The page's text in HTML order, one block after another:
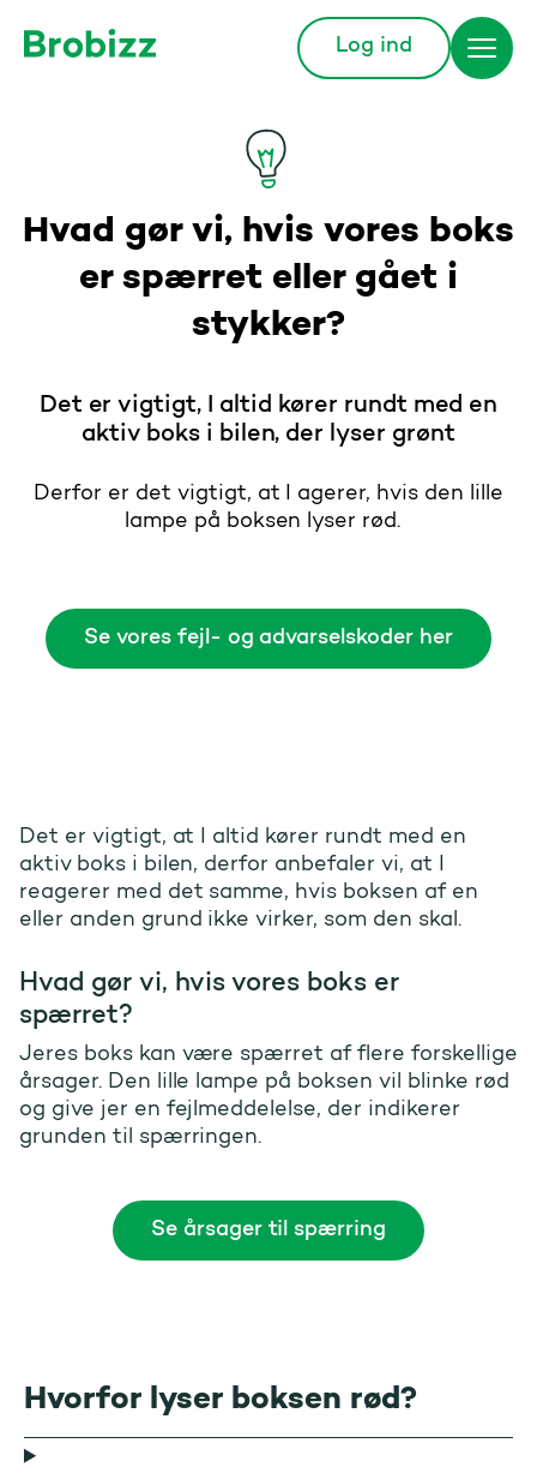
Log ind
Hvad gør vi, hvis vores boks
er spærret eller gået i
stykker?
Det er vigtigt, I altid kører rundt med en
aktiv boks i bilen, der lyser grønt
Derfor er det vigtigt, at I agerer, hvis den lille
lampe på boksen lyser rød.
Se vores fejl- og advarselskoder her
Hvad gør vi, hvis vores boks er
Det er vigtigt, at I altid kører rundt med en
aktiv boks i bilen, derfor anbefaler vi, at I
reagerer med det samme, hvis boksen af en
eller anden grund ikke virker, som den skal.
Hvad gør vi, hvis vores boks er
spærret?
Jeres boks kan være spærret af flere forskellige
årsager. Den lille lampe på boksen vil blinke rød
og give jer en fejlmeddelelse, der indikerer
grunden til spærringen.
Se årsager til spærring
Hvorfor lyser boksen rød?